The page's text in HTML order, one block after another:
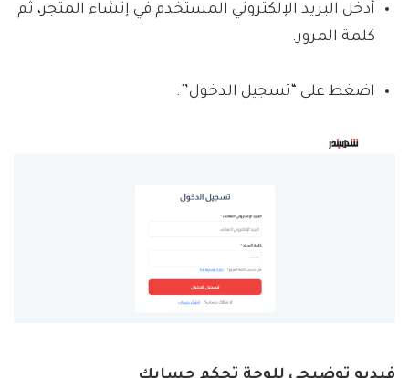
أدخل البريد الإلكتروني المستخدم في إنشاء المتجر، ثم
كلمة المرور.
اضغط على “تسجيل الدخول”.